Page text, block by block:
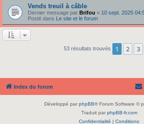
Vends treuil à câble
Dernier message par Brifou « 10 sept. 2025
Posté dans Le site et le forum
53 résultats trouvés 1 2 3
Index du forum
Développé par phpBB® Forum Software ©
Traduit par phpBB-fr.com
Confidentialité | Conditions